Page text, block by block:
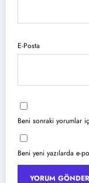
E-Posta
Beni sonraki yorumlar
Beni yeni yazılarda e-